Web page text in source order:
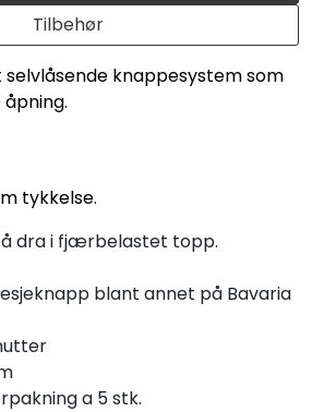
Tilbehør
selvlåsende knappesystem som
tykkelse.
dra i fjærbelastet topp.
blant annet på Bavaria
a 5 stk.